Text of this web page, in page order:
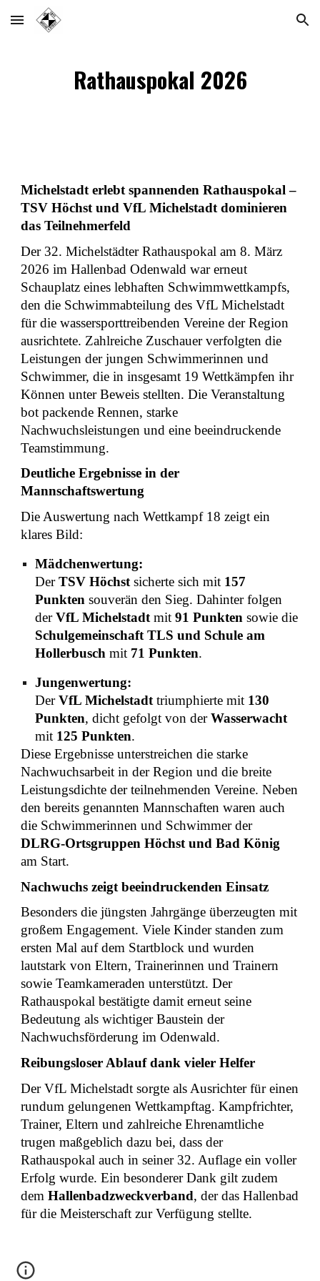
Skip to main content Skip to navigation
Rathauspokal 2026
Michelstadt erlebt spannenden Rathauspokal –
TSV Höchst und VfL Michelstadt dominieren
das Teilnehmerfeld
Der 32. Michelstädter Rathauspokal am 8. März
2026 im Hallenbad Odenwald war erneut
Schauplatz eines lebhaften Schwimmwettkampfs,
den die Schwimmabteilung des VfL Michelstadt
für die wassersporttreibenden Vereine der Region
ausrichtete. Zahlreiche Zuschauer verfolgten die
Leistungen der jungen Schwimmerinnen und
Schwimmer, die in insgesamt 19 Wettkämpfen ihr
Können unter Beweis stellten. Die Veranstaltung
bot packende Rennen, starke
Nachwuchsleistungen und eine beeindruckende
Teamstimmung.
Deutliche Ergebnisse in der
Mannschaftswertung
Die Auswertung nach Wettkampf 18 zeigt ein
klares Bild:
Mädchenwertung:
DerTSV Höchst sicherte sich mit 157
Punkten souverän den Sieg. Dahinter folgen
derVfL Michelstadt mit91 Punkten sowie die
Schulgemeinschaft TLS und Schule am
Hollerbusch mit 71 Punkten.
Jungenwertung:
DerVfL Michelstadt triumphierte mit 130
Punkten, dicht gefolgt von derWasserwacht
mit 125 Punkten.
Diese Ergebnisse unterstreichen die starke
Nachwuchsarbeit in der Region und die breite
Leistungsdichte der teilnehmenden Vereine. Neben
den bereits genannten Mannschaften waren auch
die Schwimmerinnen und Schwimmer der
DLRG-Ortsgruppen Höchst und Bad König
am Start.
Nachwuchs zeigt beeindruckenden Einsatz
Besonders die jüngsten Jahrgänge überzeugten mit
großem Engagement. Viele Kinder standen zum
ersten Mal auf dem Startblock und wurden
lautstark von Eltern, Trainerinnen und Trainern
sowie Teamkameraden unterstützt. Der
Rathauspokal bestätigte damit erneut seine
Bedeutung als wichtiger Baustein der
Nachwuchsförderung im Odenwald.
Reibungsloser Ablauf dank vieler Helfer
Der VfL Michelstadt sorgte als Ausrichter für einen
rundum gelungenen Wettkampftag. Kampfrichter,
Trainer, Eltern und zahlreiche Ehrenamtliche
trugen maßgeblich dazu bei, dass der
Rathauspokal auch in seiner 32. Auflage ein voller
Erfolg wurde. Ein besonderer Dank gilt zudem
demHallenbadzweckverband, der das Hallenbad
für die Meisterschaft zur Verfügung stellte.